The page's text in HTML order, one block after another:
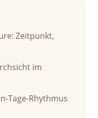
Zeitpunkt,
im
Tage-Rhythmus